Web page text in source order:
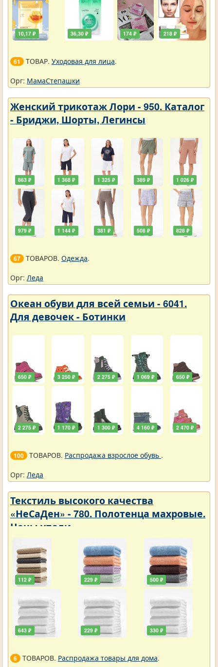
10,17 ₽ 36,30 ₽ 174 ₽ 218 ₽
61 ТОВАР. Уходовая для лица.
Орг: МамаСтепашки
Женский трикотаж Лори - 950. Каталог
- Бриджи, Шорты, Легинсы
863 ₽
979 ₽
1 368 ₽
1 144 ₽
1 325 ₽
381 ₽
389 ₽
508 ₽
1 026 ₽
828 ₽
67 ТОВАРОВ. Одежда.
Орг: Леда
Океан обуви для всей семьи - 6041.
Для девочек - Ботинки
650 ₽
2 275 ₽
3 250 ₽
1 170 ₽
2 275 ₽
1 300 ₽
1 069 ₽
4 160 ₽
650 ₽
2 470 ₽
100 ТОВАРОВ. Распродажа взрослое обувь .
Орг: Леда
Текстиль высокого качества
«НеСаДен» - 780. Полотенца махровые.
Цены упали
112 ₽
643 ₽
229 ₽
229 ₽
500 ₽
330 ₽
6 ТОВАРОВ. Распродажа товары для дома.